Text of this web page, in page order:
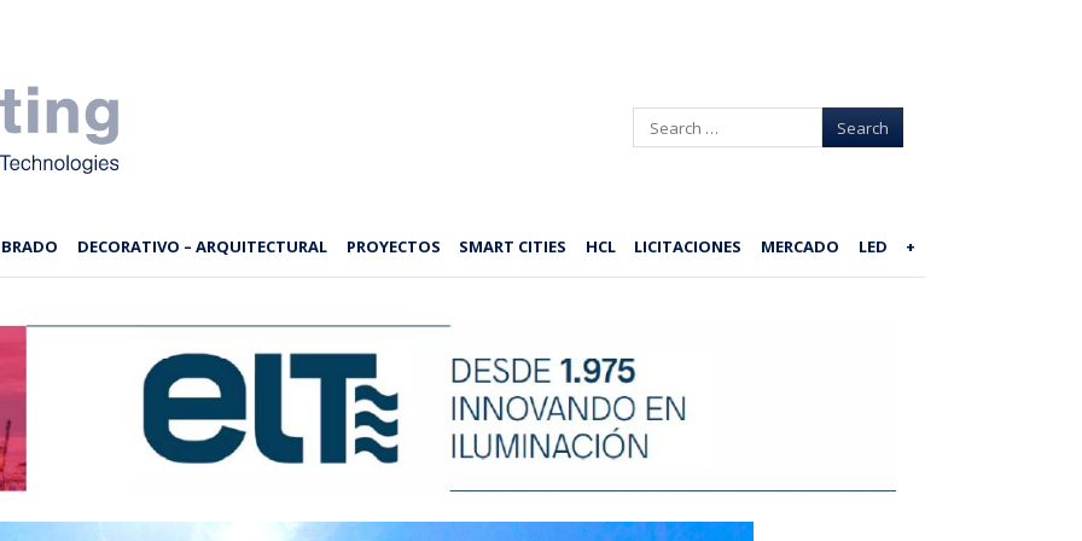
Search
DECORATIVO – ARQUITECTURAL PROYECTOS SMART CITIES HCL LICITACIONES MERCADO LED +